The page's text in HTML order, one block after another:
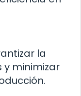
la
minimizar